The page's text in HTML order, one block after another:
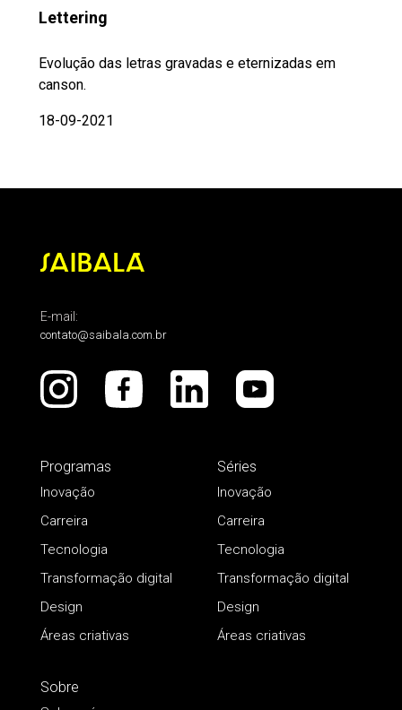
Lettering
Evolução das letras gravadas e eternizadas em
canson.
18-09-2021
E-mail:
contato@saibala.com.br
Programas
Inovação
Carreira
Tecnologia
Transformação digital
Design
Áreas criativas
Séries
Inovação
Carreira
Tecnologia
Transformação digital
Design
Áreas criativas
Sobre